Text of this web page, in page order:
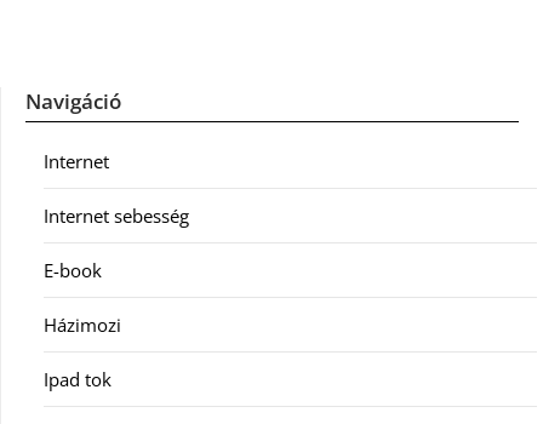
Navigáció
Internet
Internet sebesség
E-book
Házimozi
Ipad tok